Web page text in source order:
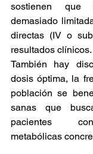
sostienen
demasiado
directas (IV o
resultados clínicos.
También hay
dosis óptima, la
población se
sanas que
pacientes
metabólicas